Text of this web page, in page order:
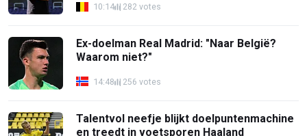
10:14 282 votes
Ex-doelman Real Madrid: "Naar België?
Waarom niet?"
14:48 256 votes
Talentvol neefje blijkt doelpuntenmachine
en treedt in voetsporen Haaland